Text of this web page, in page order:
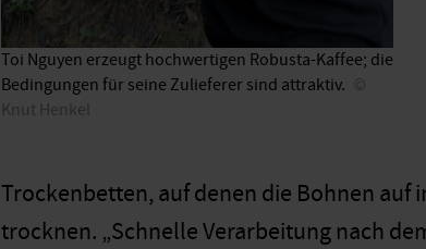
Toi Nguyen erzeugt hoch­wertigen Robusta-Kaffee; die
Bedingungen für seine Zulieferer sind attraktiv.
Knut Henkel
Trockenbetten, auf denen die Bohnen
trocknen. „Schnelle Verarbeitung nach